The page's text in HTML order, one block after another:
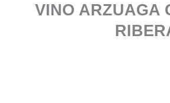
VINO ARZUAGA